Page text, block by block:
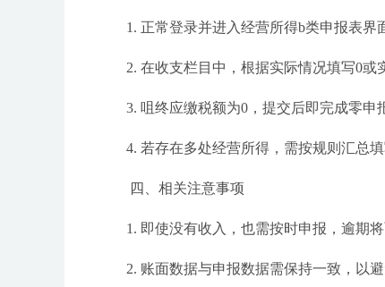
1. 正常登录并进入经营所得b类申报表界
2. 在收支栏目中，根据实际情况填写0或
3. 咀终应缴税额为0，提交后即完成零申
4. 若存在多处经营所得，需按规则汇总
四、相关注意事项
1. 即使没有收入，也需按时申报，逾期
2. 账面数据与申报数据需保持一致，以